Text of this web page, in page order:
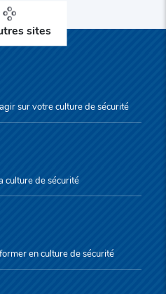
sites
sur votre culture de sécurité
culture de sécurité
en culture de sécurité